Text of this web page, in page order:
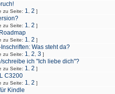
zu Seite: 1 2 ]
zu Seite: 1 2 ]
zu Seite: 1 2 ]
Was steht da?
zu Seite: 1 2 3 ]
schreibe ich "Ich liebe dich"?
zu Seite: 1 2 ]
C3200
zu Seite: 1 2 ]
Kindle